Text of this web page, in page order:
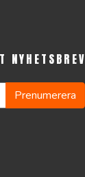
NYHETSBREV
Prenumerera